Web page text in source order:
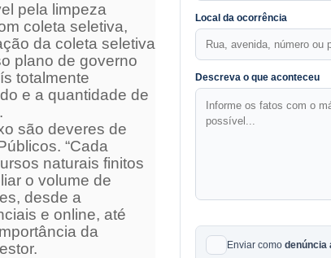
pela limpeza
coleta seletiva,
da coleta seletiva
plano de governo
totalmente
e a quantidade de
são deveres de
“Cada
naturais finitos
o volume de
desde a
e online, até
da
Local da ocorrência
Descreva o que aconteceu
Enviar como denúncia